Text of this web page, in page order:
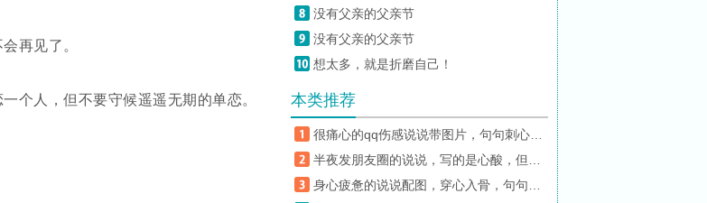
再见了。
个人，但不要守候遥遥无期的单恋。
没有父亲的父亲节
没有父亲的父亲节
想太多，就是折磨自己！
本类推荐